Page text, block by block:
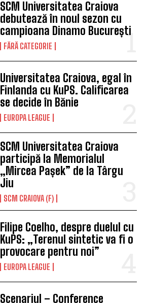
SCM Universitatea Craiova
debutează în noul sezon cu
campioana Dinamo București
FĂRĂ CATEGORIE
Universitatea Craiova, egal în
Finlanda cu KuPS. Calificarea
se decide în Bănie
EUROPA LEAGUE
SCM Universitatea Craiova
participă la Memorialul
„Mircea Pașek” de la Târgu
Jiu
SCM CRAIOVA (F)
Filipe Coelho, despre duelul cu
KuPS: „Terenul sintetic va fi o
provocare pentru noi”
EUROPA LEAGUE
Scenariul – Conference